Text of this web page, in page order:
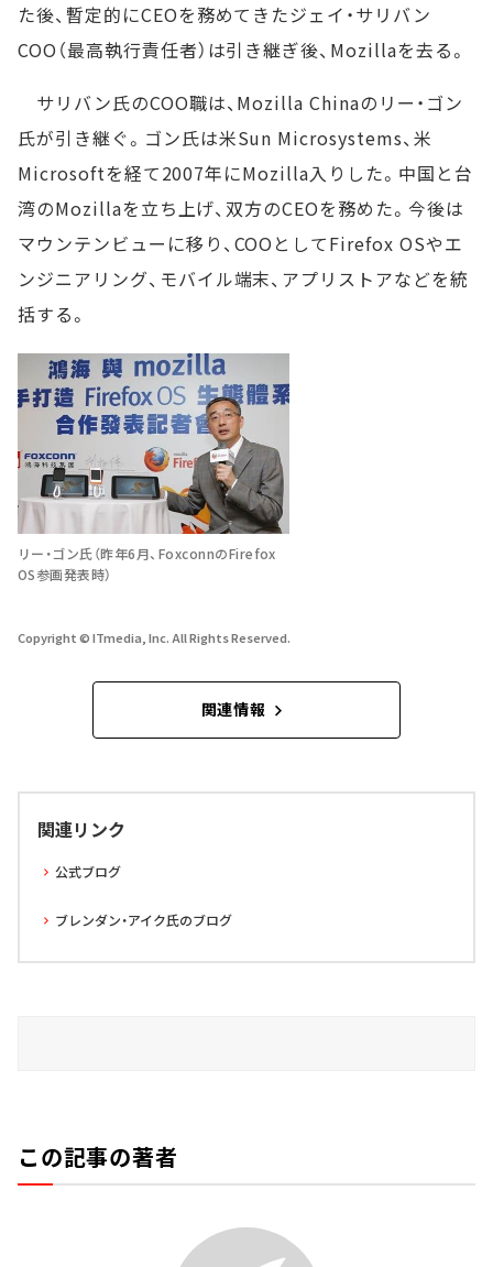
た後、暫定的にCEOを務めてきたジェイ・サリバン
COO（最高執行責任者）は引き継ぎ後、Mozillaを去る。
サリバン氏のCOO職は、Mozilla Chinaのリー・ゴン
氏が引き継ぐ。ゴン氏は米Sun Microsystems、米
Microsoftを経て2007年にMozilla入りした。中国と台
湾のMozillaを立ち上げ、双方のCEOを務めた。今後は
マウンテンビューに移り、COOとしてFirefox OSやエ
ンジニアリング、モバイル端末、アプリストアなどを統
括する。
リー・ゴン氏（昨年6月、FoxconnのFirefox
OS参画発表時）
Copyright © ITmedia, Inc. All Rights Reserved.
関連情報
関連リンク
公式ブログ
ブレンダン・アイク氏のブログ
この記事の著者